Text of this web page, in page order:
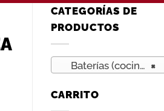
CATEGORÍAS DE
PRODUCTOS
×
Baterías (cocina sana) (27)
CARRITO